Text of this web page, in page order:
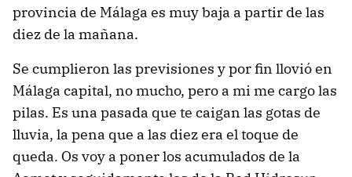
provincia de Málaga es muy baja a partir de las
diez de la mañana.
Se cumplieron las previsiones y por fin llovió en
Málaga capital, no mucho, pero a mi me cargo las
pilas. Es una pasada que te caigan las gotas de
lluvia, la pena que a las diez era el toque de
queda. Os voy a poner los acumulados de la